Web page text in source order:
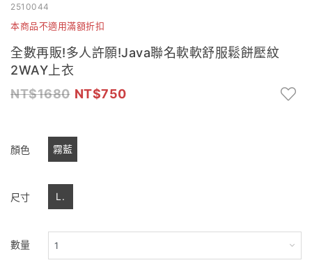
2510044
本商品不適用滿額折扣
全數再販!多人許願!Java聯名軟軟舒服鬆餅壓紋
2WAY上衣
1680
750
顏色 霧藍
尺寸 L.
數量